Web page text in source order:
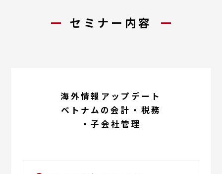
セミナー内容
海外情報アップデート
ベトナムの会計・税務
・子会社管理